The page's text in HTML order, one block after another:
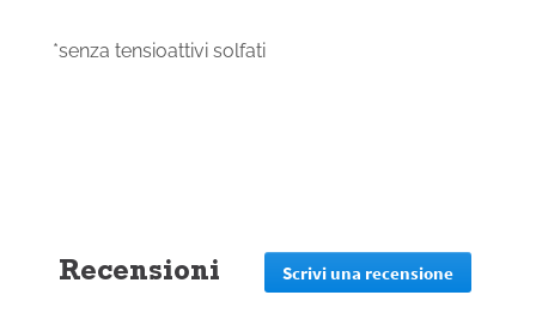
*senza tensioattivi solfati
Recensioni Scrivi una recensione
Questa